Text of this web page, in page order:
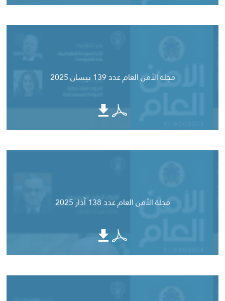
مجلة الأمن العام عدد 139 نيسان 2025
مجلة الأمن العام عدد 138 آذار 2025